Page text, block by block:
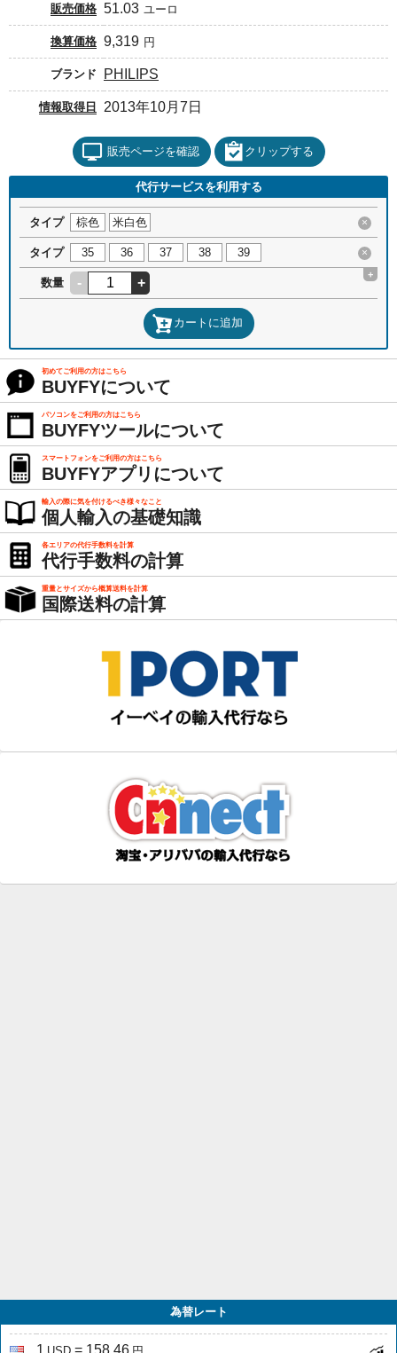
販売価格 51.03 ユーロ
換算価格 9,319 円
ブランド PHILIPS
情報取得日 2013年10月7日
販売ページを確認 クリップする
代行サービスを利用する
タイプ 棕色 米白色 ×
タイプ 35 36 37 38 39 ×
数量 - +
+
カートに追加
初めてご利用の方はこちら
BUYFYについて
パソコンをご利用の方はこちら
BUYFYツールについて
スマートフォンをご利用の方はこちら
BUYFYアプリについて
輸入の際に気を付けるべき様々なこと
個人輸入の基礎知識
各エリアの代行手数料を計算
代行手数料の計算
重量とサイズから概算送料を計算
国際送料の計算
為替レート
1 = 158.46